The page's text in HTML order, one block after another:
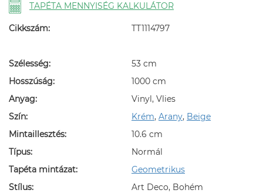
TAPÉTA MENNYISÉG KALKULÁTOR
Cikkszám: TT1114797
Szélesség:
53 cm
Hosszúság:
1000 cm
Anyag:
Vinyl, Vlies
Szín:
Krém, Arany, Beige
Mintaillesztés:
10.6 cm
Típus:
Normál
Tapéta mintázat:
Geometrikus
Stílus:
Art Deco, Bohém